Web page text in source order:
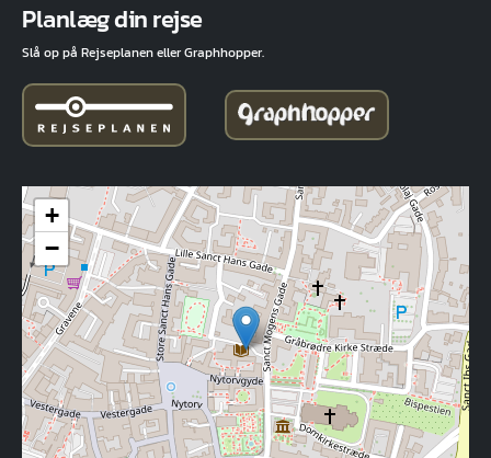
Planlæg din rejse
Slå op på Rejseplanen eller Graphhopper.
+
−